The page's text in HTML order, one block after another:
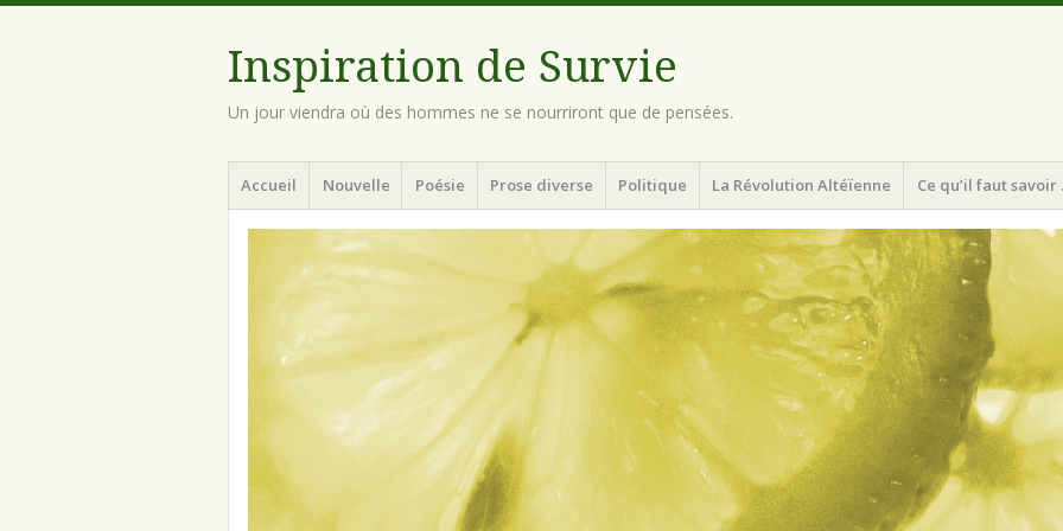
Inspiration de Survie
Un jour viendra où des hommes ne se nourriront que de pensées.
Menu
Aller
au
contenu
principal
Accueil Nouvelle Poésie Prose diverse Politique La Révolution Altéïenne Ce qu’il faut savoir